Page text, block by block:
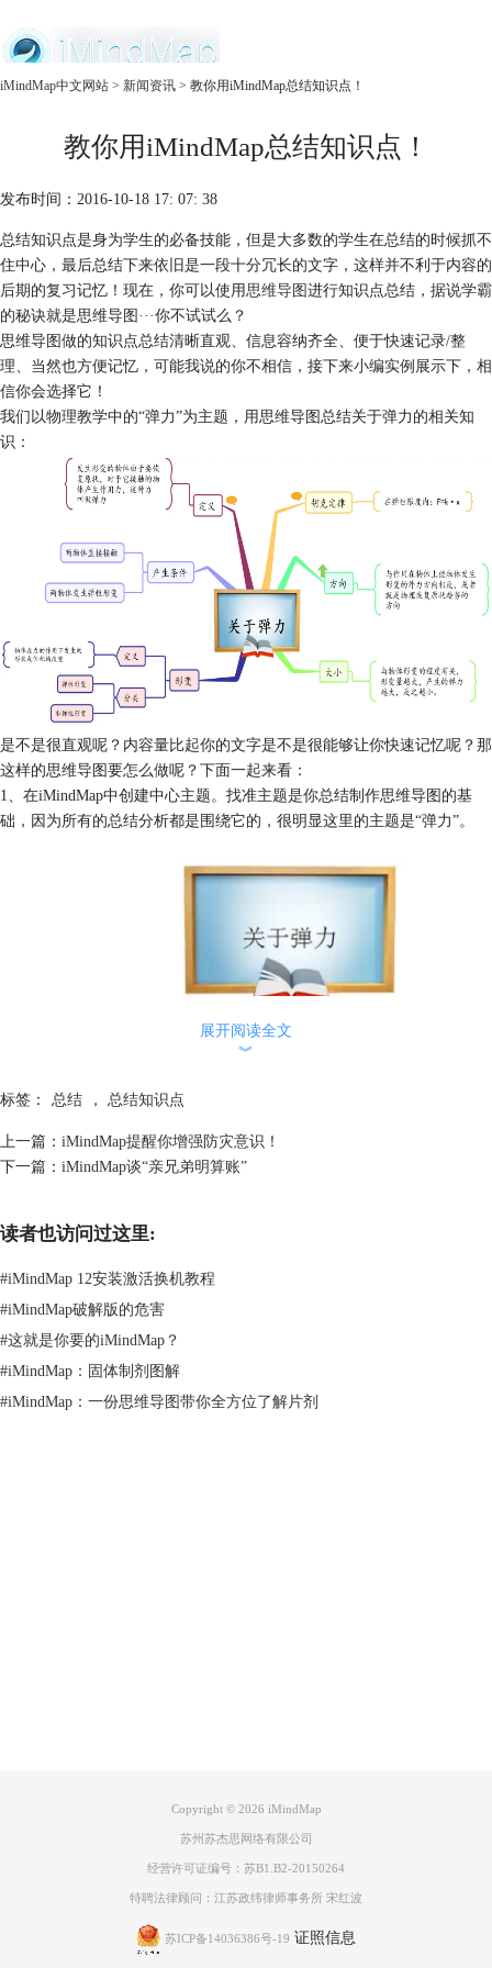
服务
iMindMap中文网站 > 新闻资讯 > 教你用iMindMap总结知识点！
教你用iMindMap总结知识点！
发布时间：2016-10-18 17: 07: 38
总结知识点是身为学生的必备技能，但是大多数的学生在总结的时候抓不
住中心，最后总结下来依旧是一段十分冗长的文字，这样并不利于内容的
后期的复习记忆！现在，你可以使用思维导图进行知识点总结，据说学霸
的秘诀就是思维导图···你不试试么？
思维导图做的知识点总结清晰直观、信息容纳齐全、便于快速记录/整
理、当然也方便记忆，可能我说的你不相信，接下来小编实例展示下，相
信你会选择它！
我们以物理教学中的“弹力”为主题，用思维导图总结关于弹力的相关知
识：
是不是很直观呢？内容量比起你的文字是不是很能够让你快速记忆呢？那
这样的思维导图要怎么做呢？下面一起来看：
1、在iMindMap中创建中心主题。找准主题是你总结制作思维导图的基
础，因为所有的总结分析都是围绕它的，很明显这里的主题是“弹力”。
2、创建分支，添加“总结性”关键词。分支从一级到二级、三级垂直思
3、调整导图中的分支色彩、位置及形状/字体等。iMindMap为用户提供了
很多个性化工具，帮助你创建更直观个性的思维导图！色彩：同一分支同
色，不同分支异色，方便记忆。图像&符号，可以帮助你轻松记忆，关联
展开阅读全文
︾
标签： 总结 ， 总结知识点
上一篇： iMindMap提醒你增强防灾意识！
下一篇： iMindMap谈“亲兄弟明算账”
读者也访问过这里:
#iMindMap 12安装激活换机教程
#iMindMap破解版的危害
#这就是你要的iMindMap？
#iMindMap：固体制剂图解
#iMindMap：一份思维导图带你全方位了解片剂
Copyright © 2026 iMindMap
苏州苏杰思网络有限公司
经营许可证编号：苏B1.B2-20150264
特聘法律顾问：江苏政纬律师事务所 宋红波
苏ICP备14036386号-19 证照信息